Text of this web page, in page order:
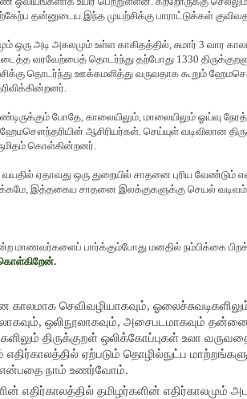
தன்னுடைய இந்த முயற்சிக்கு பாராட்டுக்கள்
ஒரு அடி அகலமும் உள்ள காகிதத்தில் சுமார் 3 வார
வரவேற்பைத் தொடர்ந்து தற்போது 1330
தொடர்ந்து ஊக்கமளித்து வருவதாக கூறும்
போதே காலையிலும் மாலையிலும் ஓய்வு
ஆசிரியர்கள். செய்யுள் வடிவிலான
கொள்கின்றனர்.
வயதில் ஏதாவது ஒரு துறையில் சாதனை புரிய
இத்தகைய சாதனை இலக்குகளுக்கு செயல்
மாணவர்களைப் பார்க்கும்போது மனதில் நம்பிக்கை
செவிவழியாகவும்,
ஒலிநூலாகவும், அசைபடமாகவும்
திருக்குறள் ஒலிக்கோப்புகள் உலா
ஏற்படும் தொழில்நுட்ப
நாம் உணர்வோம்.
எதிர்காலத்தில் தமிழர்களின் எதிர்காலமும்